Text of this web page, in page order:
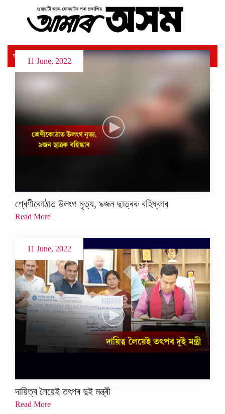
আঞ্চলিক আন্তৰ্জাতিক
11 June, 2022
শ্ৰেণীকোঠাত উলংগ নৃত্য, ৯জন ছাত্ৰক বহিষ্কাৰ
Read More
11 June, 2022
দায়িত্ব লৈয়েই তৎপৰ দুই মন্ত্ৰী
Read More